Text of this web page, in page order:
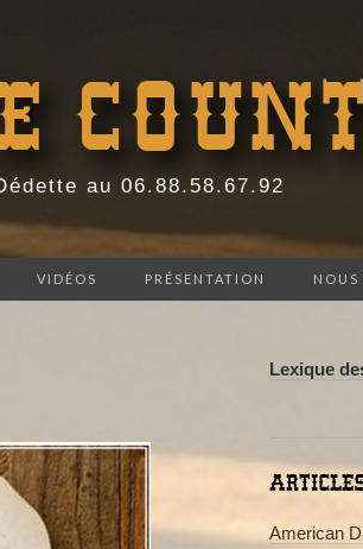
au 06.88.58.67.92
VIDÉOS PRÉSENTATION NOUS
Lexique
American